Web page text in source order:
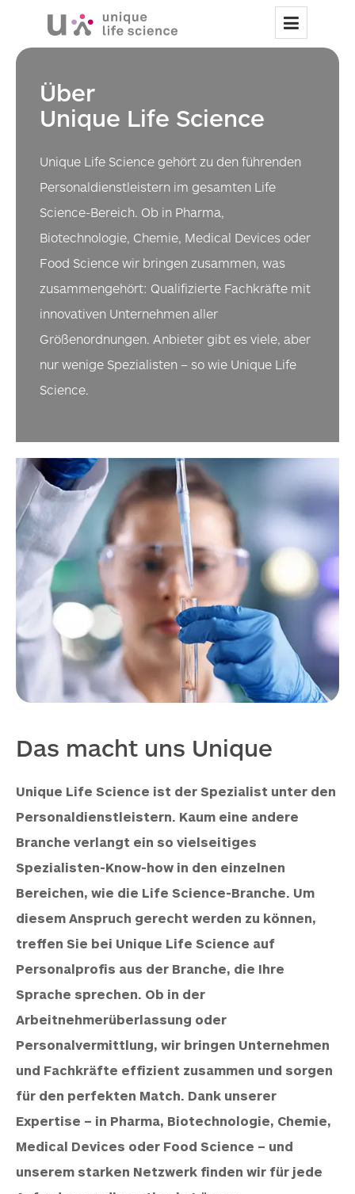
Über
Unique Life Science
Unique Life Science gehört zu den führenden
Personaldienstleistern im gesamten Life
Science-Bereich. Ob in Pharma,
Biotechnologie, Chemie, Medical Devices oder
Food Science wir bringen zusammen, was
zusammengehört: Qualifizierte Fachkräfte mit
innovativen Unternehmen aller
Größenordnungen. Anbieter gibt es viele, aber
nur wenige Spezialisten – so wie Unique Life
Science.
Das macht uns Unique
Unique Life Science ist der Spezialist unter den
Personaldienstleistern. Kaum eine andere
Branche verlangt ein so vielseitiges
Spezialisten-Know-how in den einzelnen
Bereichen, wie die Life Science-Branche. Um
diesem Anspruch gerecht werden zu können,
treffen Sie bei Unique Life Science auf
Personalprofis aus der Branche, die Ihre
Sprache sprechen. Ob in der
Arbeitnehmerüberlassung oder
Personalvermittlung, wir bringen Unternehmen
und Fachkräfte effizient zusammen und sorgen
für den perfekten Match. Dank unserer
Expertise – in Pharma, Biotechnologie, Chemie,
Medical Devices oder Food Science – und
unserem starken Netzwerk finden wir für jede